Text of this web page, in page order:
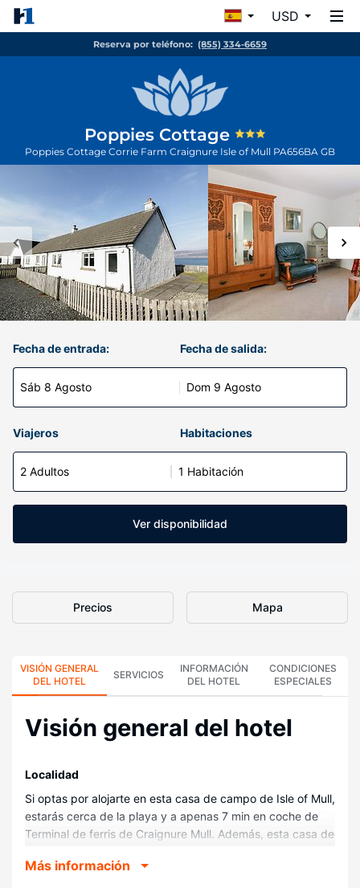
USD
Reserva por teléfono: (855) 334-6659
Poppies Cottage
Poppies Cottage Corrie Farm Craignure Isle of Mull PA656BA GB
Fecha de entrada:
Sáb 8 Agosto
Fecha de salida:
Dom 9 Agosto
Viajeros Habitaciones
2 Adultos 1 Habitación
Ver disponibilidad
Precios Mapa
VISIÓN GENERAL
DEL HOTEL
SERVICIOS
INFORMACIÓN
DEL HOTEL
CONDICIONES
ESPECIALES
Visión general del hotel
Localidad
Si optas por alojarte en esta casa de campo de Isle of Mull,
estarás cerca de la playa y a apenas 7 min en coche de
Terminal de ferris de Craignure Mull. Además, esta casa de
y a 12,5 km de Lochan Lub an Arbhair.
Más información